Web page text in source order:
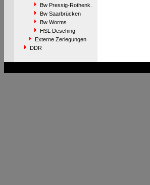
Bw Pressig-Rothenk.
Bw Saarbrücken
Bw Worms
HSL Desching
Externe Zerlegungen
DDR